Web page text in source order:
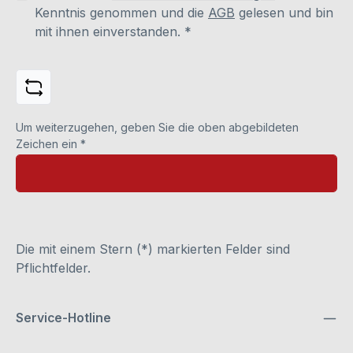
Kenntnis genommen und die AGB gelesen und bin
mit ihnen einverstanden. *
Um weiterzugehen, geben Sie die oben abgebildeten
Zeichen ein *
Die mit einem Stern (*) markierten Felder sind
Pflichtfelder.
Service-Hotline